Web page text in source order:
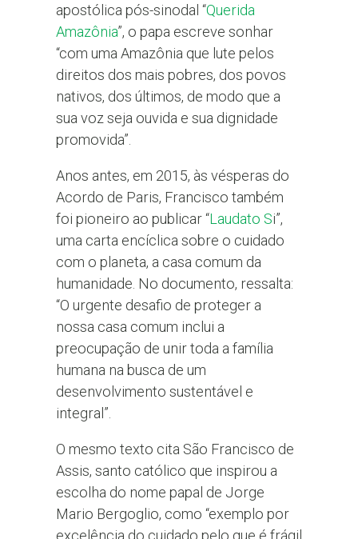
apostólica pós-sinodal “Querida
Amazônia”, o papa escreve sonhar
“com uma Amazônia que lute pelos
direitos dos mais pobres, dos povos
nativos, dos últimos, de modo que a
sua voz seja ouvida e sua dignidade
promovida”.
Anos antes, em 2015, às vésperas do
Acordo de Paris, Francisco também
foi pioneiro ao publicar “Laudato Si”,
uma carta encíclica sobre o cuidado
com o planeta, a casa comum da
humanidade. No documento, ressalta:
“O urgente desafio de proteger a
nossa casa comum inclui a
preocupação de unir toda a família
humana na busca de um
desenvolvimento sustentável e
integral”.
O mesmo texto cita São Francisco de
Assis, santo católico que inspirou a
escolha do nome papal de Jorge
Mario Bergoglio, como “exemplo por
excelência do cuidado pelo que é frágil